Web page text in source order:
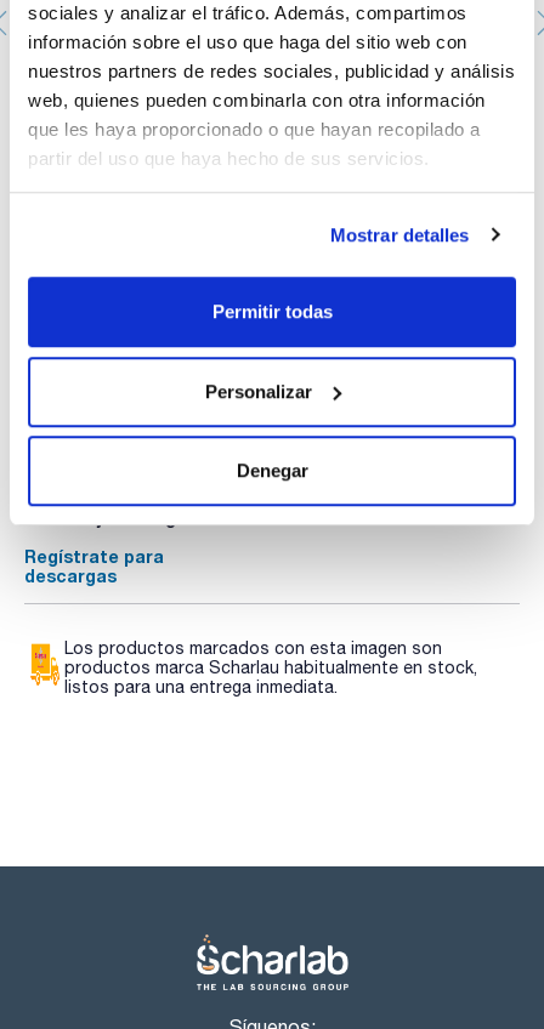
sociales y analizar el tráfico. Además, compartimos
información sobre el uso que haga del sitio web con
nuestros partners de redes sociales, publicidad y análisis
web, quienes pueden combinarla con otra información
que les haya proporcionado o que hayan recopilado a
partir del uso que haya hecho de sus servicios.
Mostrar detalles
Permitir todas
Personalizar
Denegar
Asa de siembra de 1µl fabricada en PS. SCHARLAU.
Estéril. Embolsada en peel-packs de 20 unidades con
número de lote y fecha de caducidad. Se entrega con
certificado de calibración y esterilización.
PIL0030120
Envase: x 1000 u.
Documentación técnica
TDS / Ficha técnica
descargas
COA
Regístrate para
descargas
Regístrate para
descargas
Los productos marcados con esta imagen son
productos marca Scharlau habitualmente en stock,
listos para una entrega inmediata.